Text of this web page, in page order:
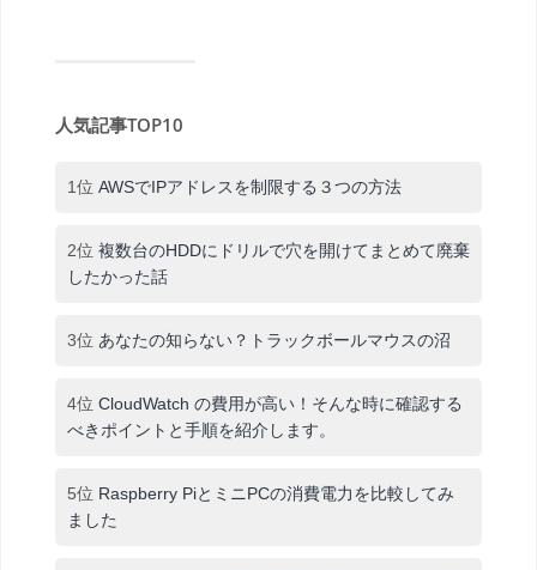
人気記事TOP10
1位 AWSでIPアドレスを制限する３つの方法
2位 複数台のHDDにドリルで穴を開けてまとめて廃棄
したかった話
3位 あなたの知らない？トラックボールマウスの沼
4位 CloudWatch の費用が高い！そんな時に確認する
べきポイントと手順を紹介します。
5位 Raspberry PiとミニPCの消費電力を比較してみ
ました